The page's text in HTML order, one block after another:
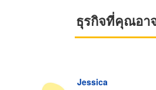
ธุรกิจที่คุณอา
Jessica